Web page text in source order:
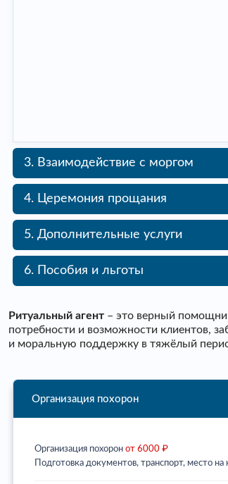
3. Взаимодействие с моргом
4. Церемония прощания
5. Дополнительные услуги
6. Пособия и льготы
Ритуальный агент – это верный
потребности и возможности клиентов,
и моральную поддержку в тяжёлый
Организация похорон
Организация похорон от 6000 ₽
Подготовка документов, транспорт, место